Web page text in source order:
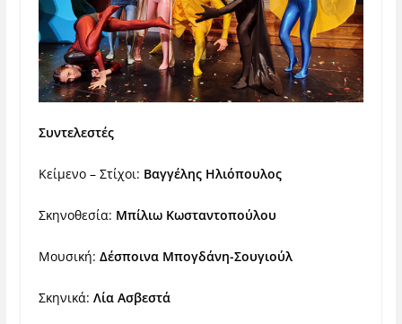
Συντελεστές
Κείμενο – Στίχοι: Βαγγέλης Ηλιόπουλος
Σκηνοθεσία: Μπίλιω Κωσταντοπούλου
Μουσική: Δέσποινα Μπογδάνη-Σουγιούλ
Σκηνικά: Λία Ασβεστά